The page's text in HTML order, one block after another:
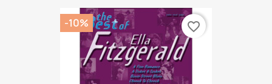
-10% favorite_border